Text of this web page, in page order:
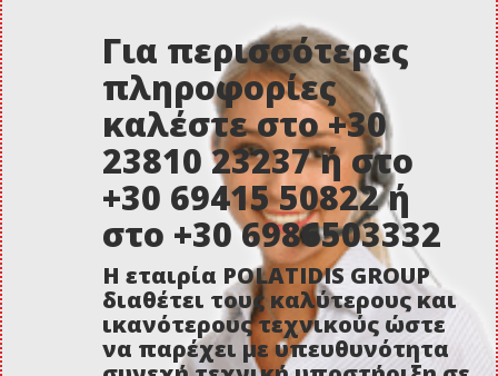
Για περισσότερες
πληροφορίες
καλέστε στο +30
23810 23237 ή στο
+30 69415 50822 ή
στο +30 6986503332
Η εταιρία POLATIDIS GROUP
διαθέτει τους καλύτερους και
ικανότερους τεχνικούς ώστε
να παρέχει με υπευθυνότητα